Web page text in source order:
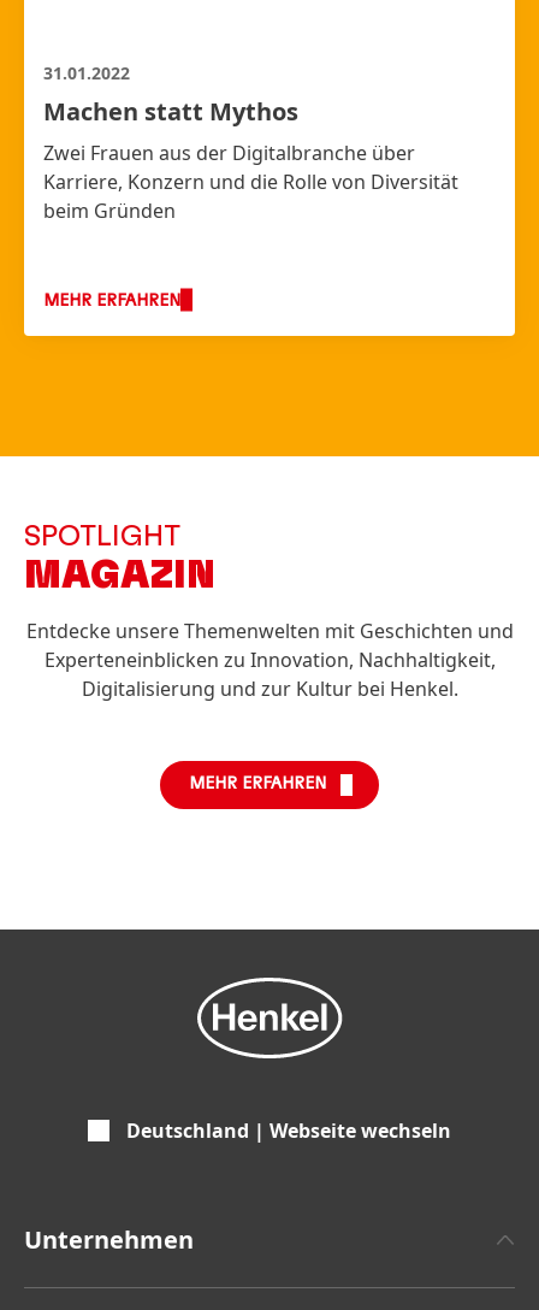
31.01.2022
Machen statt Mythos
Zwei Frauen aus der Digitalbranche über
Karriere, Konzern und die Rolle von Diversität
beim Gründen
MEHR ERFAHREN
SPOTLIGHT
MAGAZIN
Entdecke unsere Themenwelten mit Geschichten und
Experteneinblicken zu Innovation, Nachhaltigkeit,
Digitalisierung und zur Kultur bei Henkel.
MEHR ERFAHREN
Deutschland | Webseite wechseln
Unternehmen